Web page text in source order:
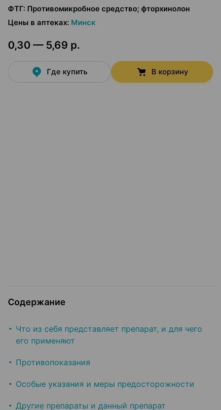
ФТГ: Противомикробное средство; фторхинолон
Цены в аптеках: Минск
0,30 — 5,69 р.
Где купить В корзину
Содержание
Что из себя представляет препарат, и для чего
его применяют
Противопоказания
Особые указания и меры предосторожности
Другие препараты и данный препарат